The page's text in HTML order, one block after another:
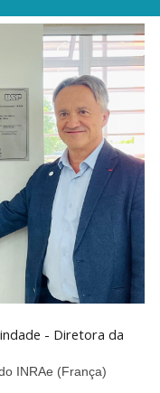
- Diretora da
INRAe (França)